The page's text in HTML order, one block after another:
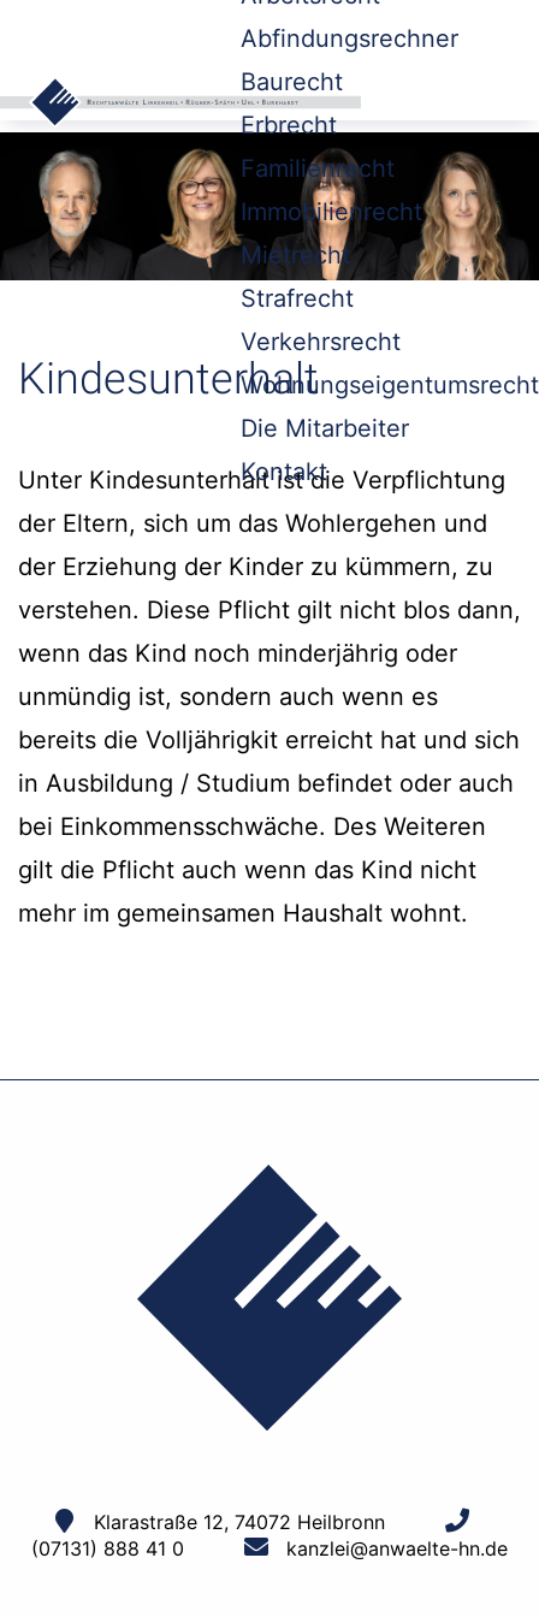
Abfindungsrechner
Baurecht
Erbrecht
Familienrecht
Immobilienrecht
Mietrecht
Strafrecht
Verkehrsrecht
Wohnungseigentumsrecht
Die Mitarbeiter
Kontakt
Kindesunterhalt
Unter Kindesunterhalt ist die Verpflichtung
der Eltern, sich um das Wohlergehen und
der Erziehung der Kinder zu kümmern, zu
verstehen. Diese Pflicht gilt nicht blos dann,
wenn das Kind noch minderjährig oder
unmündig ist, sondern auch wenn es
bereits die Volljährigkit erreicht hat und sich
in Ausbildung / Studium befindet oder auch
bei Einkommensschwäche. Des Weiteren
gilt die Pflicht auch wenn das Kind nicht
mehr im gemeinsamen Haushalt wohnt.
Klarastraße 12, 74072 Heilbronn
(07131) 888 41 0
kanzlei@anwaelte-hn.de